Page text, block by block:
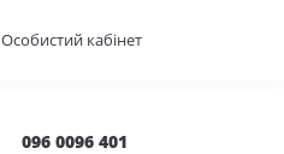
Особистий кабінет
096 0096 401